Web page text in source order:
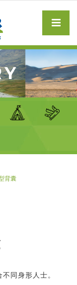
背囊
同身形人士。